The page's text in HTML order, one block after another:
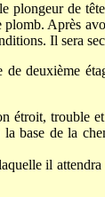
plongeur de
Après
Il sera
deuxième
étroit, trouble
base de la
il